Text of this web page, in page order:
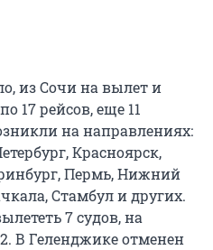
из Сочи на вылет и
17 рейсов, еще 11
на направлениях:
Красноярск,
Пермь, Нижний
Стамбул и других.
7 судов, на
В Геленджике отменен